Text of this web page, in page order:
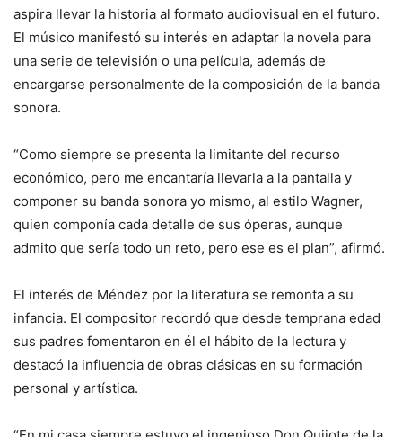
aspira llevar la historia al formato audiovisual en el futuro.
El músico manifestó su interés en adaptar la novela para
una serie de televisión o una película, además de
encargarse personalmente de la composición de la banda
sonora.
“Como siempre se presenta la limitante del recurso
económico, pero me encantaría llevarla a la pantalla y
componer su banda sonora yo mismo, al estilo Wagner,
quien componía cada detalle de sus óperas, aunque
admito que sería todo un reto, pero ese es el plan”, afirmó.
El interés de Méndez por la literatura se remonta a su
infancia. El compositor recordó que desde temprana edad
sus padres fomentaron en él el hábito de la lectura y
destacó la influencia de obras clásicas en su formación
personal y artística.